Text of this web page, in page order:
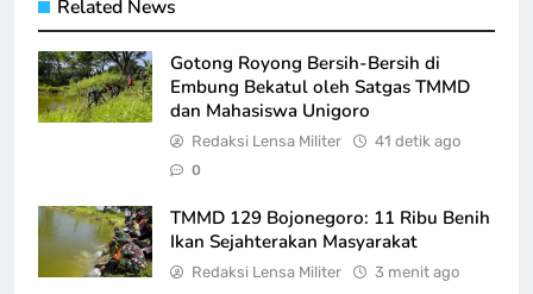
Related News
Gotong Royong Bersih-Bersih di
Embung Bekatul oleh Satgas TMMD
dan Mahasiswa Unigoro
Redaksi Lensa Militer 41 detik ago
0
TMMD 129 Bojonegoro: 11 Ribu Benih
Ikan Sejahterakan Masyarakat
Redaksi Lensa Militer 3 menit ago